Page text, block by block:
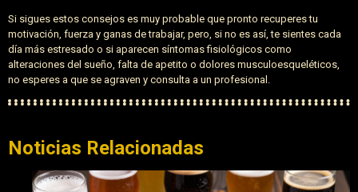
Si sigues estos consejos es muy probable que pronto recuperes tu
motivación, fuerza y ganas de trabajar, pero, si no es así, te sientes cada
día más estresado o si aparecen síntomas fisiológicos como
alteraciones del sueño, falta de apetito o dolores musculoesqueléticos,
no esperes a que se agraven y consulta a un profesional.
Noticias Relacionadas